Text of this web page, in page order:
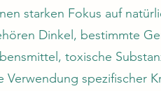
starken Fokus auf
Dinkel, bestimmte
toxische
Verwendung spezifischer